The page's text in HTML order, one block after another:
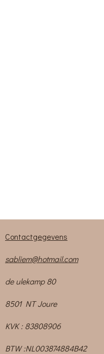
Contactgegevens
sabliem@hotmail.com
de ulekamp 80
8501 NT Joure
KVK : 83808906
BTW :NL003874884B42